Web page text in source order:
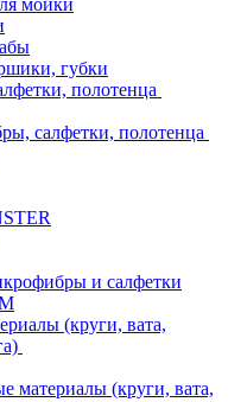
мойки
губки
полотенца
салфетки, полотенца
и салфетки
(круги, вата,
материалы (круги, вата,